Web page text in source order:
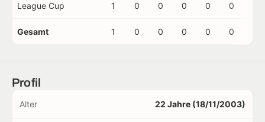
League Cup 1 0 0 0 0 0
Gesamt 1 0 0 0 0 0
Profil
Alter 22 Jahre (18/11/2003)